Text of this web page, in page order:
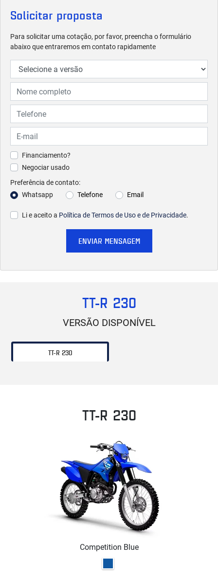
Solicitar proposta
Para solicitar uma cotação, por favor, preencha o formulário
abaixo que entraremos em contato rapidamente
Financiamento?
Negociar usado
Preferência de contato:
Whatsapp
Telefone Email
Li e aceito a Política de Termos de Uso e de Privacidade.
ENVIAR MENSAGEM
TT-R 230
VERSÃO DISPONÍVEL
TT-R 230
TT-R 230
Competition Blue